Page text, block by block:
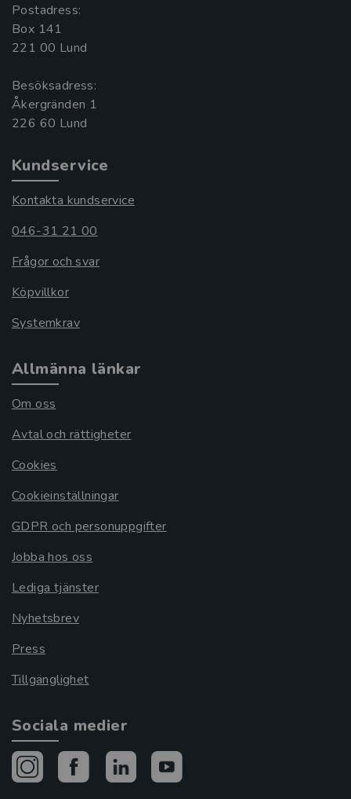
Postadress:
Box 141
221 00 Lund
Besöksadress:
Åkergränden 1
Kundservice
Kontakta kundservice
046-31 21 00
Frågor och svar
Köpvillkor
Systemkrav
Allmänna länkar
Om oss
Avtal och rättigheter
Cookies
Cookieinställningar
GDPR och personuppgifter
Jobba hos oss
Lediga tjänster
Nyhetsbrev
Press
Tillgänglighet
Sociala medier